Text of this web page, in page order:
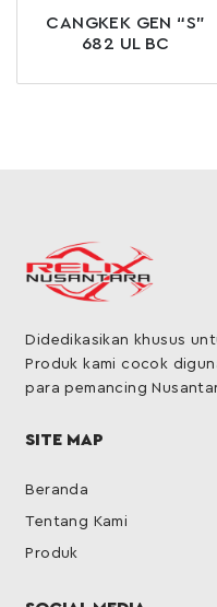
CANGKEK GEN “S”
682 UL BC
Didedikasikan khusus
Produk kami cocok
para pemancing
SITE MAP
Beranda
Tentang Kami
Produk